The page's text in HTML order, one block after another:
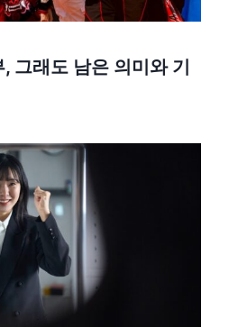
그래도 남은 의미와 기